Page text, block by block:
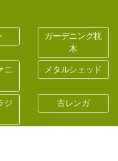
ガーデニング枕
木
ニ
メタルシェッド
ジ
古レンガ